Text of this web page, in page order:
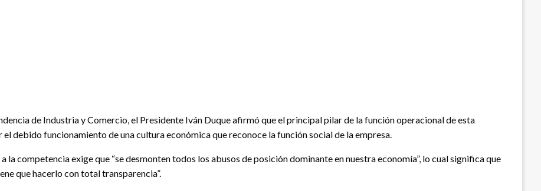
de Industria y Comercio, el Presidente Iván Duque afirmó que el principal pilar de la función operacional de esta
debido funcionamiento de una cultura económica que reconoce la función social de la empresa.
la competencia exige que “se desmonten todos los abusos de posición dominante en nuestra economía”, lo cual significa que
que hacerlo con total transparencia”.